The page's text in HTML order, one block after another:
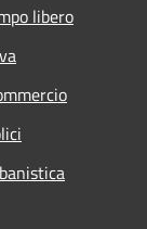
libero